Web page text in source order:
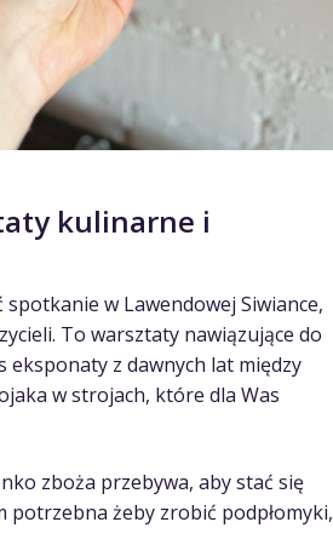
kulinarne i
w Lawendowej Siwiance,
To warsztaty nawiązujące do
eksponaty z dawnych lat między
w strojach, które dla Was
zboża przebywa, aby stać się
potrzebna żeby zrobić podpłomyki,